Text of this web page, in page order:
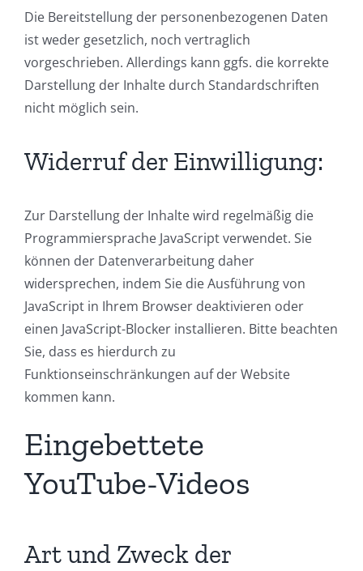
Die Bereitstellung der personenbezogenen Daten
ist weder gesetzlich, noch vertraglich
vorgeschrieben. Allerdings kann ggfs. die korrekte
Darstellung der Inhalte durch Standardschriften
nicht möglich sein.
Widerruf der Einwilligung:
Zur Darstellung der Inhalte wird regelmäßig die
Programmiersprache JavaScript verwendet. Sie
können der Datenverarbeitung daher
widersprechen, indem Sie die Ausführung von
JavaScript in Ihrem Browser deaktivieren oder
einen JavaScript-Blocker installieren. Bitte beachten
Sie, dass es hierdurch zu
Funktionseinschränkungen auf der Website
kommen kann.
Eingebettete
YouTube-Videos
Art und Zweck der